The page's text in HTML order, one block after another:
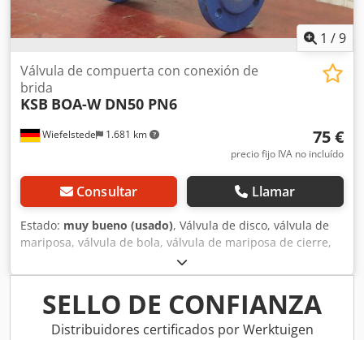
transporte de agua de proceso en la industria química
Infor
1 /9
Wiefelstede 1.681 km
Válvula de compuerta con conexión de
brida
KSB BOA-W DN50 PN6
75 €
precio fijo IVA no incluído
Consultar Llamar
Estado: muy bueno (usado), Válvula de disco, válvula de
mariposa, válvula de bola, válvula de mariposa de cierre,
válvula de cierre, compuerta, válvula de membrana,
válvula de cierre de membrana, válvula de cierre con
bridas - Fabricante: KSB, compuerta de cierre tipo BOA-W -
Conexión: DN 50 PN 6 Djdpfxjrp Ikrs Ab Rock - Cantidad: 3
válvulas disponibles - Precio: por unidad - Dimensiones:
SELLO DE CONFIANZA
Distribuidores certificados por Werktuigen